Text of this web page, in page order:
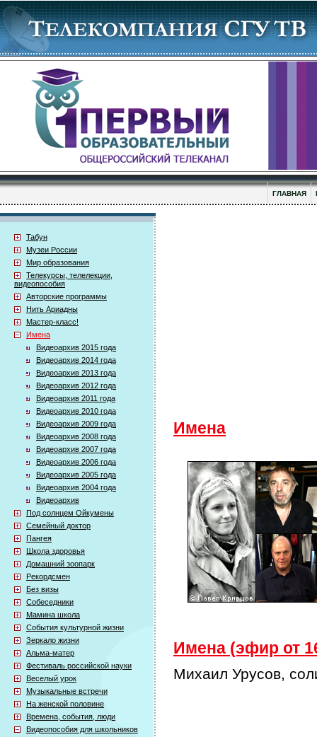
ГЛАВНАЯ
Табун
Музеи России
Мир образования
Телекурсы, телелекции,
видеопособия
Авторские программы
Нить Ариадны
Мастер-класс!
Имена
Видеоархив 2015 года
Видеоархив 2014 года
Видеоархив 2013 года
Видеоархив 2012 года
Видеоархив 2011 года
Видеоархив 2010 года
Видеоархив 2009 года
Видеоархив 2008 года
Видеоархив 2007 года
Видеоархив 2006 года
Видеоархив 2005 года
Видеоархив 2004 года
Видеоархив
Под солнцем Ойкумены
Семейный доктор
Пангея
Школа здоровья
Домашний зоопарк
Рекордсмен
Без визы
Собеседники
Мамина школа
События культурной жизни
Зеркало жизни
Альма-матер
Фестиваль российской науки
Веселый урок
Музыкальные встречи
На женской половине
Времена, события, люди
Видеопособия для школьников
Имена
Имена (эфир от
Михаил Урусов,